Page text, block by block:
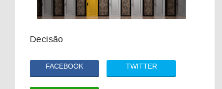
Decisão
FACEBOOK TWITTER